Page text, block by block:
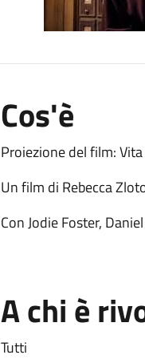
Cos'è
Proiezione del film:
Un film di Rebecca
Con Jodie Foster,
A chi è
Tutti